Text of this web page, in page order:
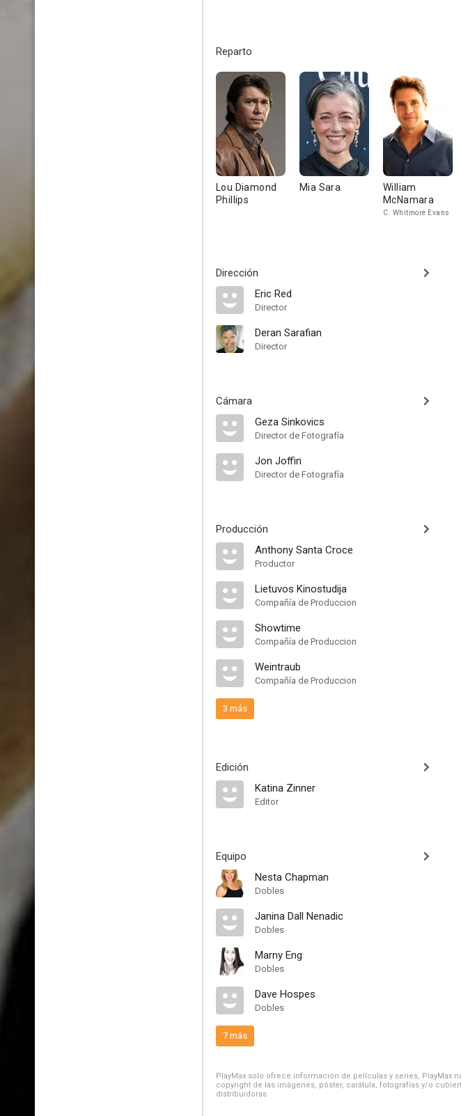
Reparto
Lou Diamond
Phillips
Mia Sara
William
McNamara
C. Whitmore Evans
Dirección
Eric Red
Director
Deran Sarafian
Director
Cámara
Geza Sinkovics
Director de Fotografía
Jon Joffin
Director de Fotografía
Producción
Anthony Santa Croce
Productor
Lietuvos Kinostudija
Compañía de Produccion
Showtime
Compañía de Produccion
Weintraub
Compañía de Produccion
3 más
Edición
Katina Zinner
Editor
Equipo
Nesta Chapman
Dobles
Janina Dall Nenadic
Dobles
Marny Eng
Dobles
Dave Hospes
Dobles
7 más
PlayMax solo ofrece información de películas y series, PlayMax
copyright de las imágenes, póster, carátula, fotografías y/o
distribuidoras.